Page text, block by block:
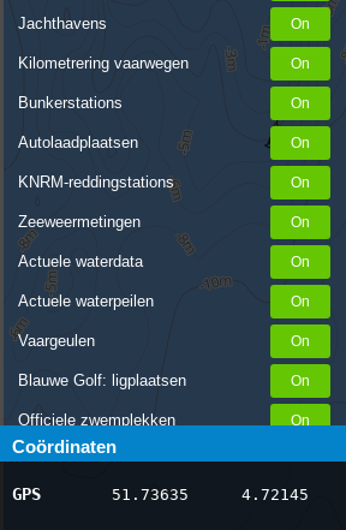
Jachthavens
Kilometrering vaarwegen
Bunkerstations
Autolaadplaatsen
KNRM-reddingstations
Zeeweermetingen
Actuele waterdata
Actuele waterpeilen
Vaargeulen
Blauwe Golf: ligplaatsen
Officiele zwemplekken
Stremmingen/hinder
AIS scheepsposities
Coördinaten
GPS 51.73635 4.72145